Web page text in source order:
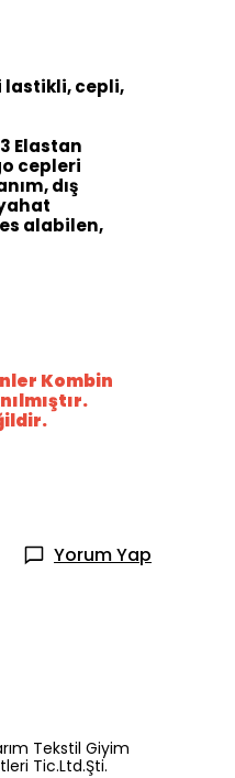
lastikli, cepli,
Elastan
cepleri
dış
alabilen,
Kombin
Yorum Yap
Tekstil Giyim
Tic.Ltd.Şti.